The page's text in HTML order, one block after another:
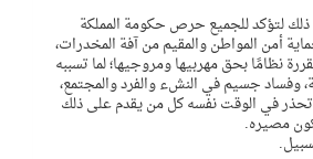
ذلك لتؤكد للجميع حرص حكومة المملكة
أمن المواطن والمقيم من آفة المخدرات،
نظامًا بحق مهربيها ومروجيها؛ لما تسببه
وفساد جسيم في النشء والفرد والمجتمع،
في الوقت نفسه كل من يقدم على ذلك
مصيره.